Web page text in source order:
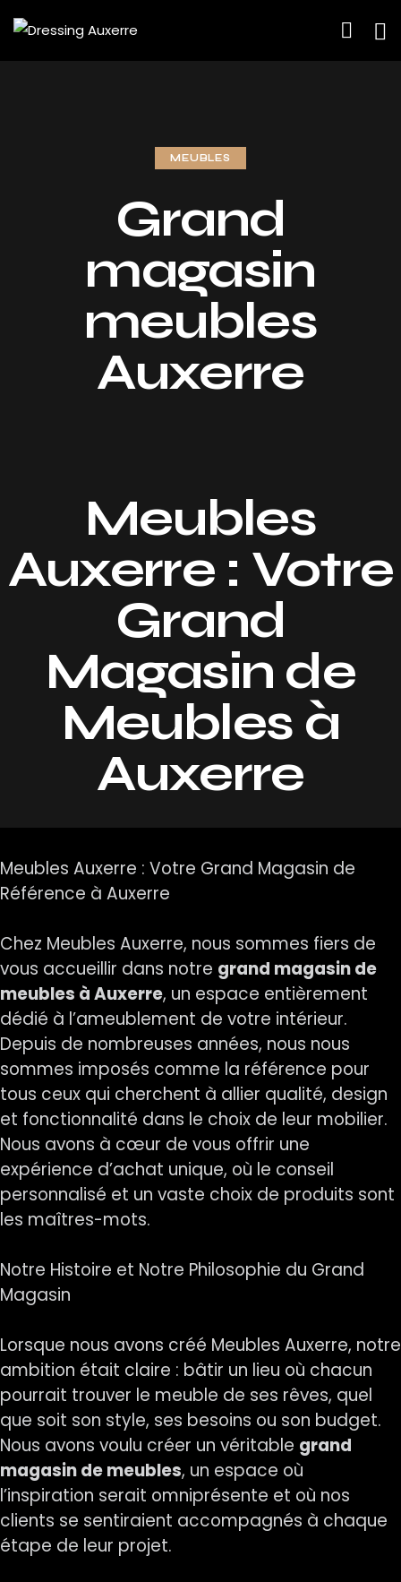
MEUBLES
Grand
magasin
meubles
Auxerre
Meubles
Auxerre : Votre
Grand
Magasin de
Meubles à
Auxerre
Meubles Auxerre : Votre Grand Magasin de
Référence à Auxerre
Chez Meubles Auxerre, nous sommes fiers de
vous accueillir dans notre grand magasin de
meubles à Auxerre, un espace entièrement
dédié à l’ameublement de votre intérieur.
Depuis de nombreuses années, nous nous
sommes imposés comme la référence pour
tous ceux qui cherchent à allier qualité, design
et fonctionnalité dans le choix de leur mobilier.
Nous avons à cœur de vous offrir une
expérience d’achat unique, où le conseil
personnalisé et un vaste choix de produits sont
les maîtres-mots.
Notre Histoire et Notre Philosophie du Grand
Magasin
Lorsque nous avons créé Meubles Auxerre, notre
ambition était claire : bâtir un lieu où chacun
pourrait trouver le meuble de ses rêves, quel
que soit son style, ses besoins ou son budget.
Nous avons voulu créer un véritable grand
magasin de meubles, un espace où
l’inspiration serait omniprésente et où nos
clients se sentiraient accompagnés à chaque
étape de leur projet.